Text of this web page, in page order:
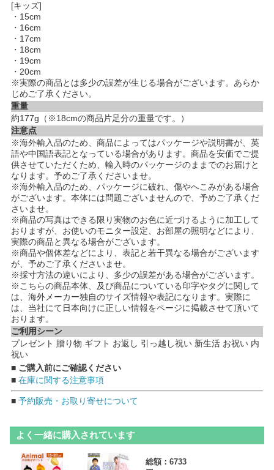
[キッズ]
・15cm
・16cm
・17cm
・18cm
・19cm
・20cm
※実際の商品とは多少の誤差が生じる場合がございます。あらか
じめご了承ください。
重量
約177g（※18cmの商品片足分の重量です。）
注意点
※海外輸入品のため、商品によってはパッケージや説明書が、英
語や中国語表記となっている場合があります。商品を安価でご提
供させていただくため、輸入時のパッケージのままでのお届けと
なります。予めご了承くださいませ。
※海外輸入品のため、パッケージに破れ、傷やへこみがある場合
がございます。本体には問題ございませんので、予めご了承くだ
さいませ。
※商品の写真はできる限り実物のお色に近づけるように加工して
おりますが、お使いのモニター設定、お部屋の照明などにより、
実際の商品と異なる場合がございます。
※商品や個体差などにより、表記と若干異なる場合がございます
が、予めご了承くださいませ。
※採寸方法の違いにより、多少の誤差がある場合がございます。
※こちらの商品本体、及び商品についている印字やタグに関して
は、海外メーカー独自のサイズ情報や表記になります。実際に
は、当社にて日本向けに正しい情報をページに掲載させて頂いて
おります。
ご利用シーン
プレゼント 贈り物 ギフト お返し 引っ越し祝い 新生活 お祝い 内
祝い
■ ご購入前にご確認ください
■ 在庫に関する注意事項
■ 予約販売・お取り寄せについて